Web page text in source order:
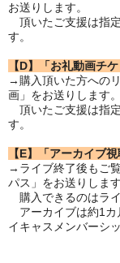
お送りします。
頂いたご支援は指
す。
【D】「お礼動画チケ
→購入頂いた方への
画」をお送りします。
頂いたご支援は指
す。
【E】「アーカイブ視
→ライブ終了後もご
パス」をお送りします
購入できるのはラ
アーカイブは約1カ
イキャスメンバーシ